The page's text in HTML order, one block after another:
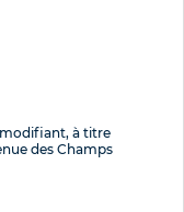
modifiant, à titre
des Champs